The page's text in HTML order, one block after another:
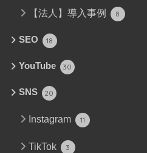
【法人】導入事例 8
SEO 18
YouTube 30
SNS 20
Instagram 11
TikTok 3